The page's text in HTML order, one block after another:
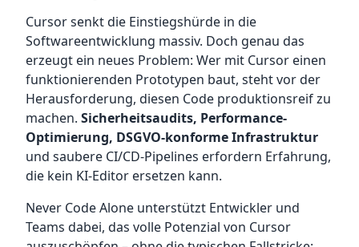
Cursor senkt die Einstiegshürde in die
Softwareentwicklung massiv. Doch genau das
erzeugt ein neues Problem: Wer mit Cursor einen
funktionierenden Prototypen baut, steht vor der
Herausforderung, diesen Code produktionsreif zu
machen. Sicherheitsaudits, Performance-
Optimierung, DSGVO-konforme Infrastruktur
und saubere CI/CD-Pipelines erfordern Erfahrung,
die kein KI-Editor ersetzen kann.
Never Code Alone unterstützt Entwickler und
Teams dabei, das volle Potenzial von Cursor